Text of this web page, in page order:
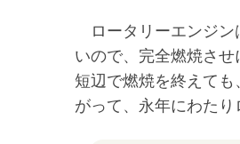
ロータリーエンジン
いので、完全燃焼さ
短辺で燃焼を終えて
がって、永年にわたり